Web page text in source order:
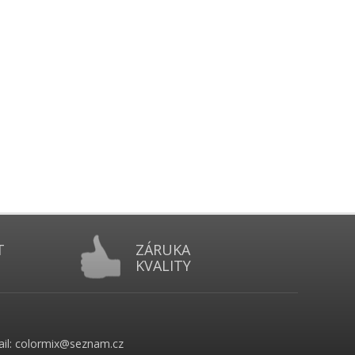
ZÁRUKA
KVALITY
colormix@seznam.cz